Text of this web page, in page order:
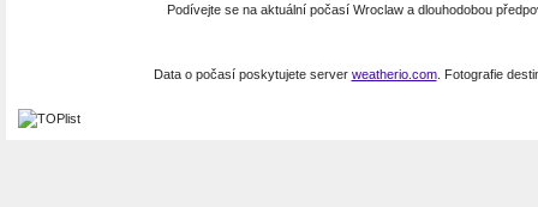
Podívejte se na aktuální počasí Wroclaw a dlouhodobou
Data o počasí poskytujete server weatherio.com. Fotografie